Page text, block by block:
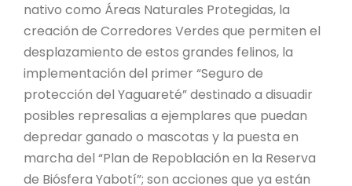
nativo como Áreas Naturales Protegidas, la
creación de Corredores Verdes que permiten el
desplazamiento de estos grandes felinos, la
implementación del primer “Seguro de
protección del Yaguareté” destinado a disuadir
posibles represalias a ejemplares que puedan
depredar ganado o mascotas y la puesta en
marcha del “Plan de Repoblación en la Reserva
de Biósfera Yabotí”; son acciones que ya están